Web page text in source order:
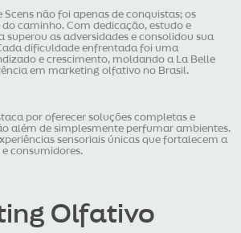
não foi apenas de conquistas; os
caminho. Com dedicação, estudo e
superou as adversidades e consolidou sua
dificuldade enfrentada foi uma
e crescimento, moldando a La Belle
em marketing olfativo no Brasil.
por oferecer soluções completas e
além de simplesmente perfumar ambientes.
sensoriais únicas que fortalecem a
consumidores.
Olfativo